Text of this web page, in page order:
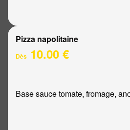
Pizza napolitaine
Dès 10.00 €
Base sauce tomate, fromage,